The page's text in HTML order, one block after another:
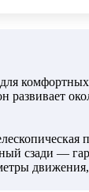
развивает
сзади —